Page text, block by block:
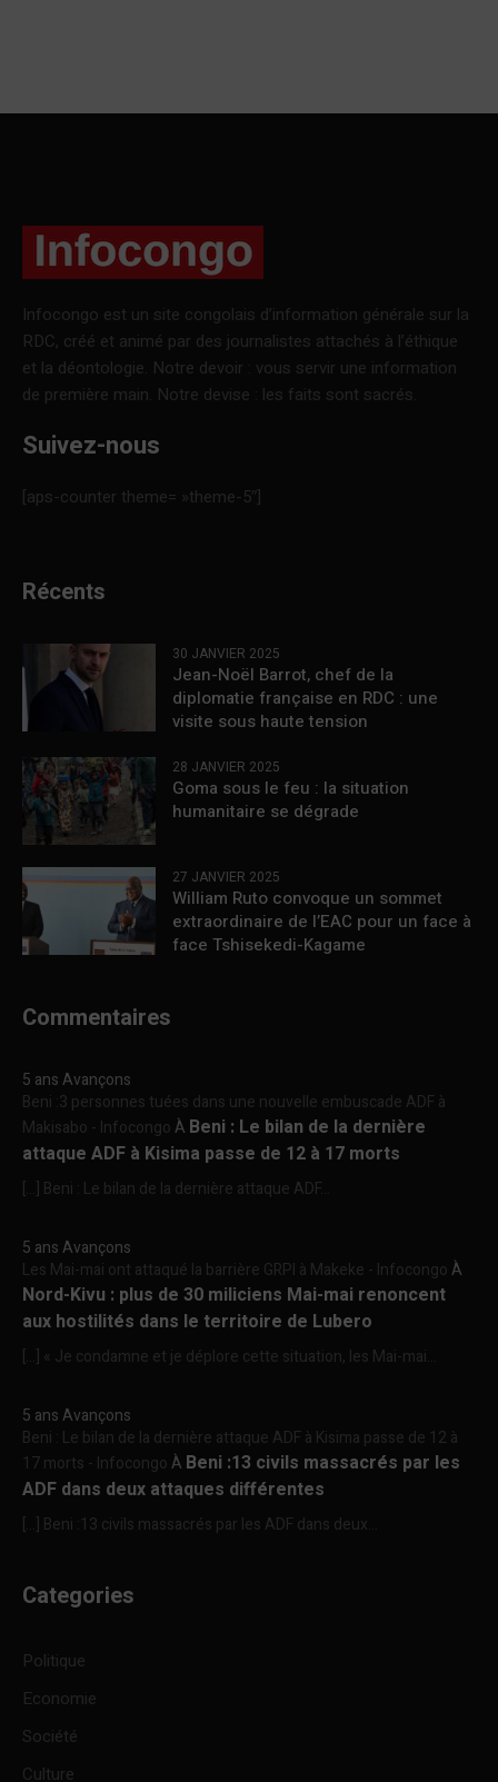
Infocongo est un site congolais d’information générale sur la
RDC, créé et animé par des journalistes attachés à l’éthique
et la déontologie. Notre devoir : vous servir une information
de première main. Notre devise : les faits sont sacrés.
Suivez-nous
[aps-counter theme= »theme-5″]
Récents
30 JANVIER 2025
Jean-Noël Barrot, chef de la
diplomatie française en RDC : une
visite sous haute tension
28 JANVIER 2025
Goma sous le feu : la situation
humanitaire se dégrade
27 JANVIER 2025
William Ruto convoque un sommet
extraordinaire de l’EAC pour un face à
face Tshisekedi-Kagame
Commentaires
5 ans Avançons
Beni :3 personnes tuées dans une nouvelle embuscade ADF à
Makisabo - InfocongoÀ Beni : Le bilan de la dernière
attaque ADF à Kisima passe de 12 à 17 morts
[…] Beni : Le bilan de la dernière attaque ADF...
5 ans Avançons
Les Mai-mai ont attaqué la barrière GRPI à Makeke - InfocongoÀ
Nord-Kivu : plus de 30 miliciens Mai-mai renoncent
aux hostilités dans le territoire de Lubero
[…] « Je condamne et je déplore cette situation, les Mai-mai...
5 ans Avançons
Beni : Le bilan de la dernière attaque ADF à Kisima passe de 12 à
17 morts - InfocongoÀ Beni :13 civils massacrés par les
ADF dans deux attaques différentes
[…] Beni :13 civils massacrés par les ADF dans deux...
Categories
Politique
Economie
Société
Culture